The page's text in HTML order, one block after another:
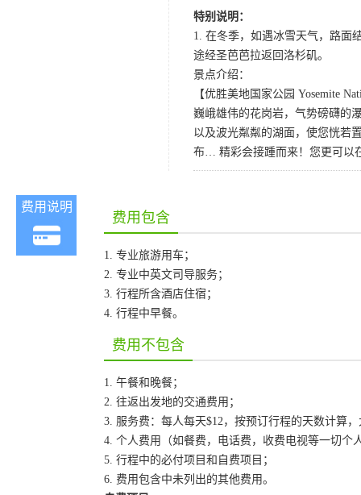
特别说明：
1. 在冬季，如遇冰雪天气，路面
途经圣芭芭拉返回洛杉矶。
景点介绍：
【优胜美地国家公园 Yosemite
巍峨雄伟的花岗岩，气势磅礴的
以及波光粼粼的湖面，使您恍若
布… 精彩会接踵而来！您更可以
费用说明
费用包含
1. 专业旅游用车；
2. 专业中英文司导服务；
3. 行程所含酒店住宿；
4. 行程中早餐。
费用不包含
1. 午餐和晚餐；
2. 往返出发地的交通费用；
3. 服务费：每人每天$12，按预订行程的天数计算
4. 个人费用（如餐费，电话费，收费电视等一切个
5. 行程中的必付项目和自费项目；
6. 费用包含中未列出的其他费用。